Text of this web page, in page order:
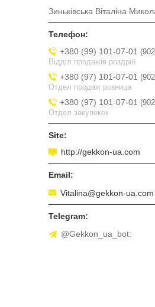
Зиньківська Віталіна
+380 (99) 101-07-01
902
Відділ продажів роздріб
+380 (97) 101-07-01
902
Отдел продаж розница
+380 (97) 101-07-01
902
Отдел закупокок
http://gekkon-ua.com
Vitalina@gekkon-ua.com
@Gekkon_ua_bot: